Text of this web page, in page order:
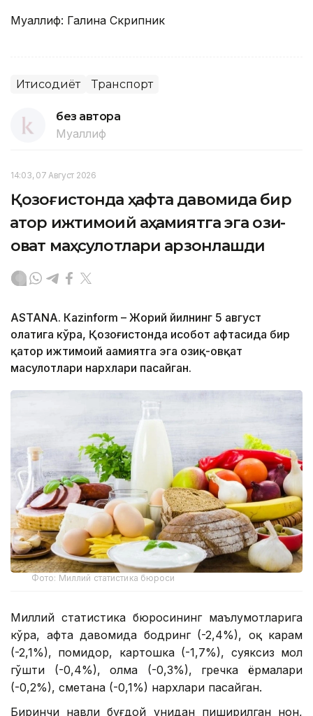
Муаллиф: Галина Скрипник
Иқтисодиёт Транспорт
без автора
Муаллиф
14:03, 07 Август 2026
Қозоғистонда ҳафта давомида бир
қатор ижтимоий аҳамиятга эга озиқ-
овқат маҳсулотлари арзонлашди
ASTANА. Кazinform – Жорий йилнинг 5 август
ҳолатига кўра, Қозоғистонда ҳисобот ҳафтасида бир
қатор ижтимоий аҳамиятга эга озиқ-овқат
маҳсулотлари нархлари пасайган.
Фото: Миллий статистика бюроси
Миллий статистика бюросининг маълумотларига
кўра, ҳафта давомида бодринг (-2,4%), оқ карам
(-2,1%), помидор, картошка (-1,7%), суяксиз мол
гўшти (-0,4%), олма (-0,3%), гречка ёрмалари
(-0,2%), сметана (-0,1%) нархлари пасайган.
Биринчи навли буғдой унидан пиширилган нон,